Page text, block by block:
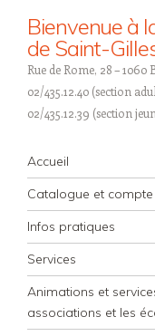
Bienvenue à
de Saint-
Rue de Rome, 28 – 1060
02/435.12.40 (section
02/435.12.39 (section
Navigation
Skip to content
Accueil
Catalogue et
Infos pratiques
Services
Animations et
associations et les